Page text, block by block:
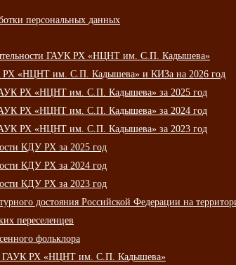
персональных данных
ГАУК РХ «НЦНТ им. С.П. Кадышева»
РХ «НЦНТ им. С.П. Кадышева» и КИЗа на 2026 год
РХ «НЦНТ им. С.П. Кадышева» за 2025 год
РХ «НЦНТ им. С.П. Кадышева» за 2024 год
РХ «НЦНТ им. С.П. Кадышева» за 2023 год
КДУ РХ за 2025 год
КДУ РХ за 2024 год
КДУ РХ за 2023 год
достояния Российской Федерации на
переселенцев
фольклора
ГАУК РХ «НЦНТ им. С.П. Кадышева»